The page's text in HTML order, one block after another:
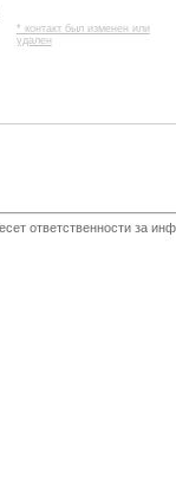
* контакт был изменен или
удален
ответственности за